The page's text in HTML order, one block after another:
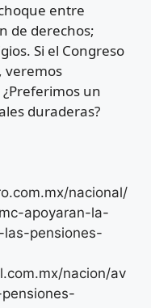
entre
de derechos;
Si el Congreso
veremos
un
duraderas?
nacional/
apoyaran-la-
pensiones-
nacion/av